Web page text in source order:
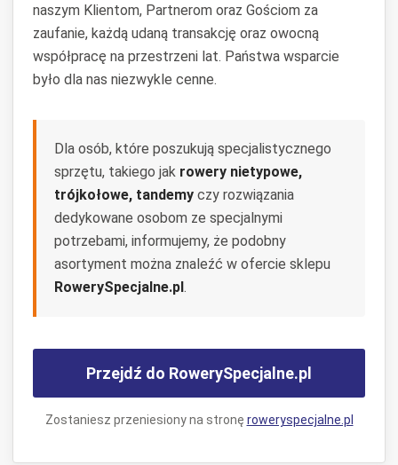
naszym Klientom, Partnerom oraz Gościom za
zaufanie, każdą udaną transakcję oraz owocną
współpracę na przestrzeni lat. Państwa wsparcie
było dla nas niezwykle cenne.
Dla osób, które poszukują specjalistycznego
sprzętu, takiego jak rowery nietypowe,
trójkołowe, tandemy czy rozwiązania
dedykowane osobom ze specjalnymi
potrzebami, informujemy, że podobny
asortyment można znaleźć w ofercie sklepu
RowerySpecjalne.pl.
Przejdź do RowerySpecjalne.pl
Zostaniesz przeniesiony na stronę roweryspecjalne.pl